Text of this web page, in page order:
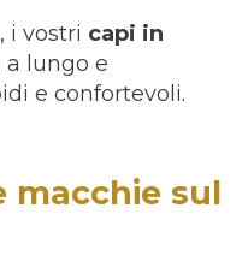
i vostri capi in
lungo e
e confortevoli.
macchie sul